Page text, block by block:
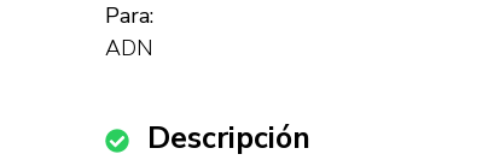
Para:
ADN
Descripción